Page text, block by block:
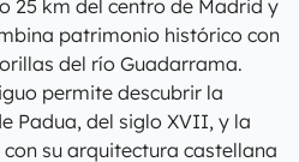
25 km del centro de Madrid y
patrimonio histórico con
del río Guadarrama.
permite descubrir la
Padua, del siglo XVII, y la
su arquitectura castellana